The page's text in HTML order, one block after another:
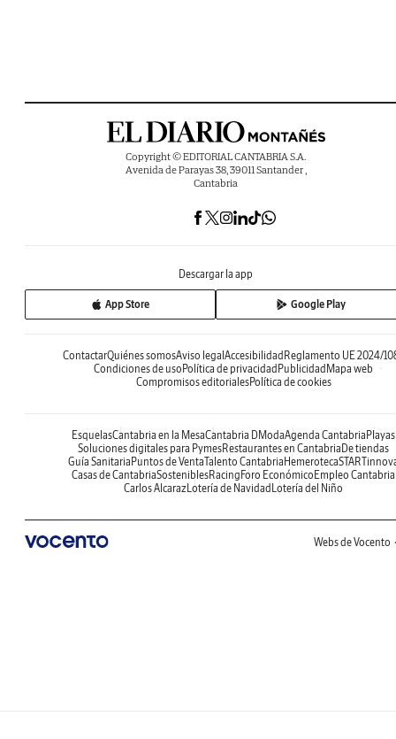
Copyright © EDITORIAL CANTABRIA S.A.
Avenida de Parayas 38, 39011 Santander ,
Cantabria
Descargar la app
App Store Google Play
ContactarQuiénes somosAviso legalAccesibilidadReglamento UE 2024/
Condiciones de usoPolítica de privacidadPublicidadMapa web
Compromisos editorialesPolítica de cookies
EsquelasCantabria en la MesaCantabria DModaAgenda CantabriaPlayas
Soluciones digitales para PymesRestaurantes en CantabriaDe tiendas
Guía SanitariaPuntos de VentaTalento CantabriaHemeroteca
Casas de CantabriaSosteniblesRacingForo EconómicoEmpleo Cantabria
Carlos AlcarazLotería de NavidadLotería del Niño
Webs de Vocento